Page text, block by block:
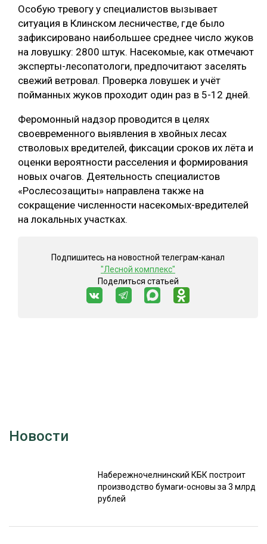
Особую тревогу у специалистов вызывает
ситуация в Клинском лесничестве, где было
зафиксировано наибольшее среднее число жуков
на ловушку: 2800 штук. Насекомые, как отмечают
эксперты-лесопатологи, предпочитают заселять
свежий ветровал. Проверка ловушек и учёт
пойманных жуков проходит один раз в 5-12 дней.
Феромонный надзор проводится в целях
своевременного выявления в хвойных лесах
стволовых вредителей, фиксации сроков их лёта и
оценки вероятности расселения и формирования
новых очагов. Деятельность специалистов
«Рослесозащиты» направлена также на
сокращение численности насекомых-вредителей
на локальных участках.
Подпишитесь на новостной телеграм-канал
"Лесной комплекс"
Поделиться статьей
Новости
Набережночелнинский КБК построит
производство бумаги-основы за 3 млрд
рублей